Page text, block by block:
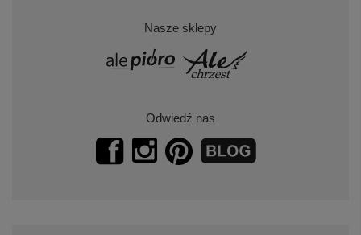
Nasze sklepy
Odwiedź nas